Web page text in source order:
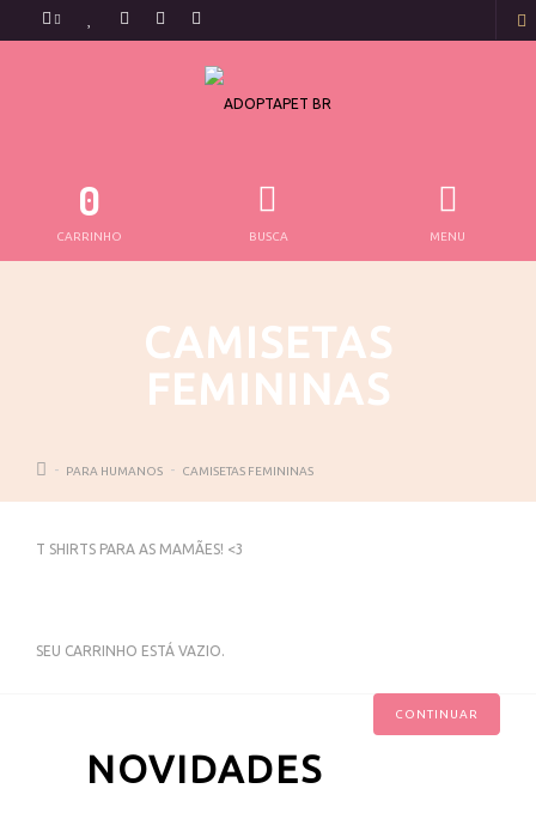
MENU
BUSCA
0
CARRINHO
CAMISETAS
FEMININAS
PARA HUMANOS CAMISETAS FEMININAS
T SHIRTS PARA AS MAMÃES! <3
SEU CARRINHO ESTÁ VAZIO.
CONTINUAR
NOVIDADES